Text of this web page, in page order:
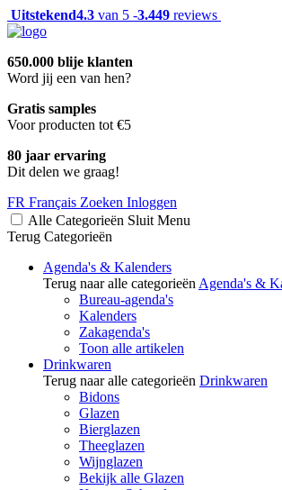
Uitstekend4.3 van 5 -3.449 reviews
650.000 blije klanten
Word jij een van hen?
Gratis samples
Voor producten tot €5
80 jaar ervaring
Dit delen we graag!
FR Français Zoeken Inloggen
Alle Categorieën Sluit Menu
Terug Categorieën
Agenda's & Kalenders
Terug naar alle categorieën Agenda's &
Bureau-agenda's
Kalenders
Zakagenda's
Toon alle artikelen
Drinkwaren
Terug naar alle categorieën Drinkwaren
Bidons
Glazen
Bierglazen
Theeglazen
Wijnglazen
Bekijk alle Glazen